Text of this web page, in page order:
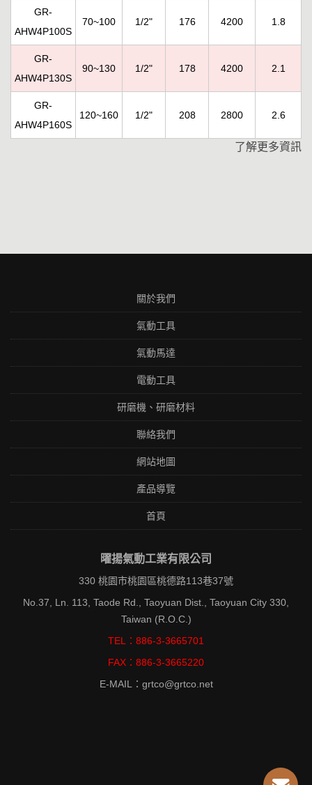
GR-
AHW4P100S
70~100 1/2" 176 4200 1.8
GR-
AHW4P130S
90~130 1/2" 178 4200 2.1
GR-
AHW4P160S
120~160 1/2" 208 2800 2.6
了解更多資訊
關於我們
氣動工具
氣動馬達
電動工具
研磨機、研磨材料
聯絡我們
網站地圖
產品導覽
首頁
曜揚氣動工業有限公司
330 桃園市桃園區桃德路113巷37號
No.37, Ln. 113, Taode Rd., Taoyuan Dist., Taoyuan City 330,
Taiwan (R.O.C.)
TEL：886-3-3665701
FAX：886-3-3665220
E-MAIL：grtco@grtco.net